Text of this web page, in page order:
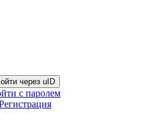
через uID
с паролем